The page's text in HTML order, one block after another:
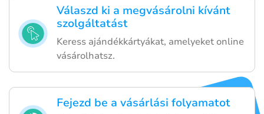
Válaszd ki a megvásárolni kívánt
szolgáltatást
Keress ajándékkártyákat, amelyeket online
vásárolhatsz.
Fejezd be a vásárlási folyamatot